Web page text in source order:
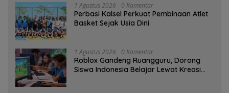
1 Agustus 2026 0 Komentar
Perbasi Kalsel Perkuat Pembinaan Atlet
Basket Sejak Usia Dini
1 Agustus 2026 0 Komentar
Roblox Gandeng Ruangguru, Dorong
Siswa Indonesia Belajar Lewat Kreasi